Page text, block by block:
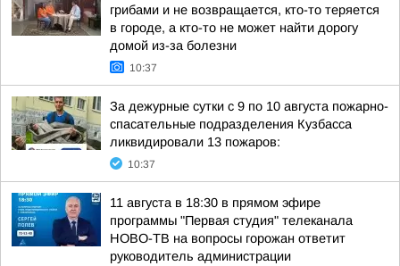
грибами и не возвращается, кто-то теряется
в городе, а кто-то не может найти дорогу
домой из-за болезни
10:37
За дежурные сутки с 9 по 10 августа пожарно-
спасательные подразделения Кузбасса
ликвидировали 13 пожаров:
10:37
11 августа в 18:30 в прямом эфире
программы "Первая студия" телеканала
НОВО-ТВ на вопросы горожан ответит
руководитель администрации